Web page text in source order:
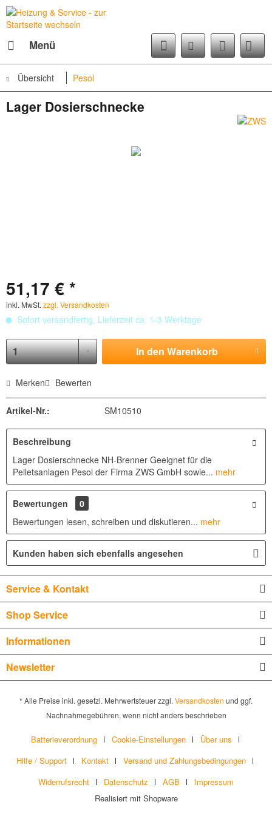
Menü
Übersicht Pesol
Lager Dosierschnecke
51,17 € *
inkl. MwSt. zzgl. Versandkosten
Sofort versandfertig, Lieferzeit ca. 1-3 Werktage
In denWarenkorb
Merken Bewerten
Artikel-Nr.: SM10510
Beschreibung
Lager Dosierschnecke NH-Brenner Geeignet für die
Pelletsanlagen Pesol der Firma ZWS GmbH sowie... mehr
Bewertungen
0
Bewertungen lesen, schreiben und diskutieren... mehr
Kunden haben sich ebenfalls angesehen
Service & Kontakt
Shop Service
Informationen
Newsletter
* Alle Preise inkl. gesetzl. Mehrwertsteuer zzgl. Versandkosten und ggf.
Nachnahmegebühren, wenn nicht anders beschrieben
Batterieverordnung Cookie-Einstellungen
Über uns
Hilfe / Support
Kontakt
Versand und Zahlungsbedingungen
Widerrufsrecht
Datenschutz AGB
Impressum
Realisiert mit Shopware